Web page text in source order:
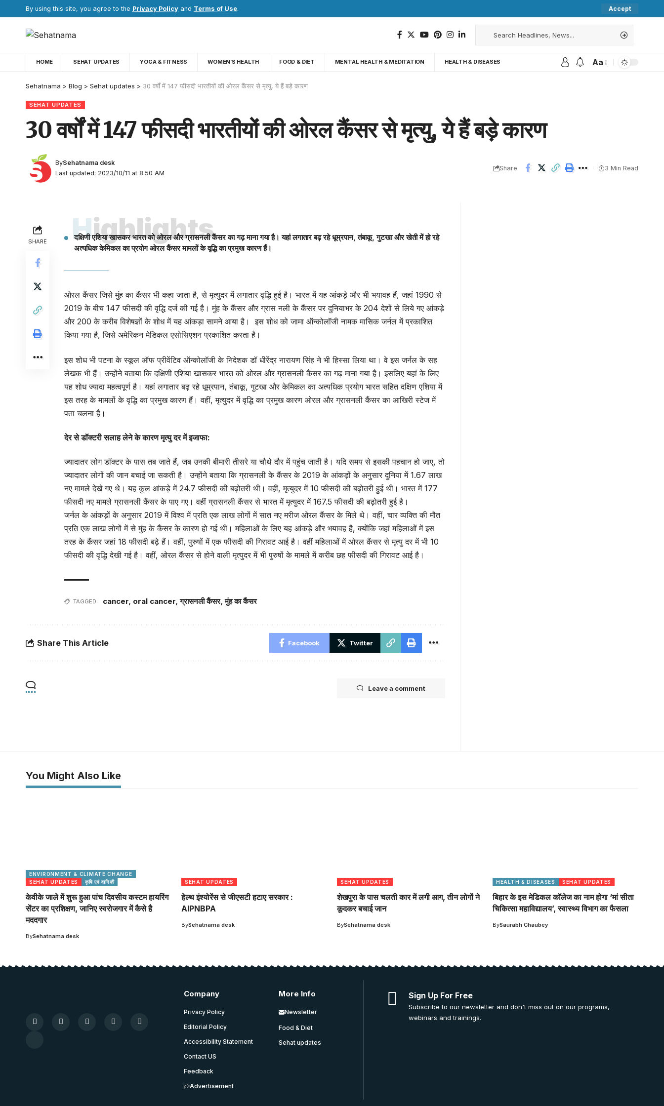
By using this site, you agree to the Privacy Policy and Terms of Use. Accept
HOME SEHAT UPDATES YOGA & FITNESS WOMEN’S HEALTH FOOD & DIET MENTAL HEALTH & MEDITATION HEALTH & DISEASES Aa
Sehatnama > Blog > Sehat updates > 30 वर्षों में 147 फीसदी भारतीयों की ओरल कैंसर से मृत्यु, ये हैं बड़े कारण
SEHAT UPDATES
30 वर्षों में 147 फीसदी भारतीयों की ओरल कैंसर से मृत्यु, ये हैं बड़े कारण
Last updated: 2023/10/11 at 8:50 AM
BySehatnama desk
Share 3 Min Read
SHARE Highlights
दक्षिणी एशिया खासकर भारत को ओरल और ग्रासनली कैंसर का गढ़ माना गया है। यहां लगातार बढ़ रहे धूम्रपान, तंबाकू, गुटखा और खेती में हो रहे
अत्यधिक केमिकल का प्रयोग ओरल कैंसर मामलों के वृद्धि का प्रमुख कारण हैं।
ओरल कैंसर जिसे मुंह का कैंसर भी कहा जाता है, से मृत्युदर में लगातार वृद्धि हुई है। भारत में यह आंकड़े और भी भयावह हैं, जहां 1990 से
2019 के बीच 147 फीसदी की वृद्धि दर्ज की गई है। मुंह के कैंसर और ग्रास नली के कैंसर पर दुनियाभर के 204 देशों से लिये गए आंकड़े
और 200 के करीब विशेषज्ञों के शोध में यह आंकड़ा सामने आया है। इस शोध को जामा ऑन्कोलॉजी नामक मासिक जर्नल में प्रकाशित
किया गया है, जिसे अमेरिकन मेडिकल एसोसिएशन प्रकाशित करता है।
इस शोध भी पटना के स्कूल ऑफ प्रीवेंटिव ऑन्कोलॉजी के निदेशक डॉ धीरेंद्र नारायण सिंह ने भी हिस्सा लिया था। वे इस जर्नल के सह
लेखक भी हैं। उन्होंने बताया कि दक्षिणी एशिया खासकर भारत को ओरल और ग्रासनली कैंसर का गढ़ माना गया है। इसलिए यहां के लिए
यह शोध ज्यादा महत्वपूर्ण है। यहां लगातार बढ़ रहे धूम्रपान, तंबाकू, गुटखा और केमिकल का अत्यधिक प्रयोग भारत सहित दक्षिण एशिया में
इस तरह के मामलों के वृद्धि का प्रमुख कारण हैं। वहीं, मृत्युदर में वृद्धि का प्रमुख कारण ओरल और ग्रासनली कैंसर का आखिरी स्टेज में
पता चलना है।
देर से डॉक्टरी सलाह लेने के कारण मृत्यु दर में इजाफा:
ज्यादातर लोग डॉक्टर के पास तब जाते हैं, जब उनकी बीमारी तीसरे या चौथे दौर में पहुंच जाती है। यदि समय से इसकी पहचान हो जाए्, तो
ज्यादातर लोगों की जान बचाई जा सकती है। उन्होंने बताया कि ग्रासनली के कैंसर के 2019 के आंकड़ों के अनुसार दुनिया में 1.67 लाख
नए मामले देखे गए थे। यह कुल आंकड़े में 24.7 फीसदी की बढ़ोतरी थी। वहीं, मृत्युदर में 10 फीसदी की बढ़ोतरी हुई थी। भारत में 177
फीसदी नए मामले ग्रासनली कैंसर के पाए गए। वहीं ग्रासनली कैंसर से भारत में मृत्युदर में 167.5 फीसदी की बढ़ोतरी हुई है।
जर्नल के आंकड़ों के अनुसार 2019 में विश्व में प्रति एक लाख लोगों में सात नए मरीज ओरल कैंसर के मिले थे। वहीं, चार व्यक्ति की मौत
प्रति एक लाख लोगों में से मुंह के कैंसर के कारण हो गई थी। महिलाओं के लिए यह आंकड़े और भयावह है, क्योंकि जहां महिलाओं में इस
तरह के कैंसर जहां 18 फीसदी बढ़े हैं। वहीं, पुरुषों में एक फीसदी की गिरावट आई है। वहीं महिलाओं में ओरल कैंसर से मृत्यु दर में भी 10
फीसदी की वृद्धि देखी गई है। वहीं, ओरल कैंसर से होने वाली मृत्युदर में भी पुरुषों के मामले में करीब छह फीसदी की गिरावट आई है।
TAGGED: cancer, oral cancer,ग्रासनली कैंसर,मुंह का कैंसर
Share This Article Facebook Twitter
Leave a comment
You Might Also Like
ENVIRONMENT & CLIMATE CHANGE
SEHAT UPDATES
कृषि एवं वानिकी
केवीके जाले में शुरू हुआ पांच दिवसीय कस्टम हायरिंग
सेंटर का प्रशिक्षण, जानिए स्वरोजगार में कैसे है
मददगार
BySehatnama desk
SEHAT UPDATES
हेल्थ इंश्योरेंस से जीएसटी हटाए सरकार :
AIPNBPA
BySehatnama desk
SEHAT UPDATES
शेखपुरा के पास चलती कार में लगी आग, तीन लोगों ने
कूदकर बचाई जान
BySehatnama desk
HEALTH & DISEASES SEHAT UPDATES
बिहार के इस मेडिकल कॉलेज का नाम होगा ‘मां सीता
चिकित्सा महाविद्यालय’, स्वास्थ्य विभाग का फैसला
BySaurabh Chaubey
Company
Privacy Policy
Editorial Policy
Accessibility Statement
Contact US
Feedback
Advertisement
More Info
Newsletter
Food & Diet
Sehat updates
Sign Up For Free
Subscribe to our newsletter and don't miss out on our programs,
webinars and trainings.